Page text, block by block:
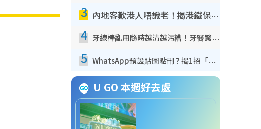
3 內地客歎港人唔識老！揭港鐵保鮮級冷氣 港人求放過：咪投訴
4 牙線棒亂用隨時越清越污糟！牙醫驚揭盲目過戶細菌恐致蛀牙：呢種先係日常真保養
5 WhatsApp預設貼圖點刪？揭1招「反向操作」還原簡潔介面 附3步實測教學
U GO 本週好去處